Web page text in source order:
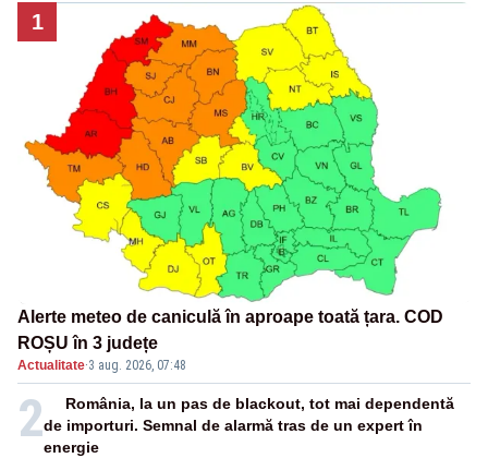
1
Alerte meteo de caniculă în aproape toată țara. COD
ROȘU în 3 județe
Actualitate·3 aug. 2026, 07:48
2
România, la un pas de blackout, tot mai dependentă
de importuri. Semnal de alarmă tras de un expert în
energie